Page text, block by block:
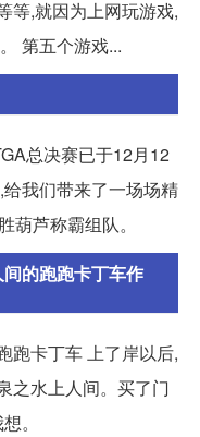
等,就因为上网玩游戏,
第五个游戏...
总决赛已于12月12
我们带来了一场场精
葫芦称霸组队。
的跑跑卡丁车作
卡丁车 上了岸以后,
之水上人间。买了门
。